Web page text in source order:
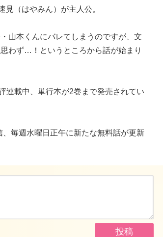
（はやみん）が主人公。
山本くんにバレてしまうのですが、文
わず…！というところから話が始まり
連載中、単行本が2巻まで発売されてい
毎週水曜日正午に新たな無料話が更新